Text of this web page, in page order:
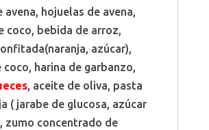
avena, hojuelas de avena,
coco, bebida de arroz,
azúcar),
coco, harina de garbanzo,
, aceite de oliva, pasta
( jarabe de glucosa, azúcar
zumo concentrado de